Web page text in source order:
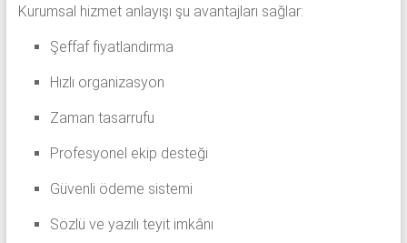
Kurumsal hizmet anlayışı şu avantajları sağlar:
Şeffaf fiyatlandırma
Hızlı organizasyon
Zaman tasarrufu
Profesyonel ekip desteği
Güvenli ödeme sistemi
Sözlü ve yazılı teyit imkânı